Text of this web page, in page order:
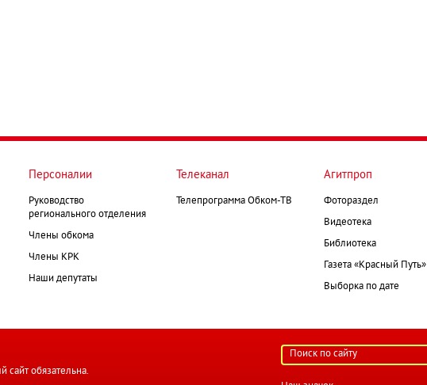
Персоналии
Руководство
регионального отделения
Члены обкома
Члены КРК
Наши депутаты
Телеканал
Телепрограмма Обком-ТВ
Агитпроп
Фотораздел
Видеотека
Библиотека
Газета «Красный Путь»
Выборка по дате
сайт обязательна.